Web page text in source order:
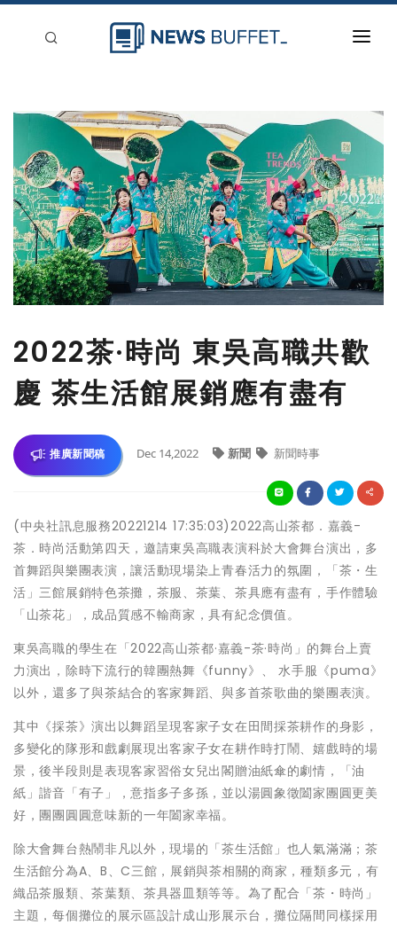
新聞稿分類
登入
刊登
2022茶·時尚 東吳高職共歡
慶 茶生活館展銷應有盡有
推廣新聞稿 Dec 14,2022 新聞 新聞時事
(中央社訊息服務20221214 17:35:03)2022高山茶都．嘉義-
茶．時尚活動第四天，邀請東吳高職表演科於大會舞台演出，多
首舞蹈與樂團表演，讓活動現場染上青春活力的氛圍，「茶・生
活」三館展銷特色茶攤，茶服、茶葉、茶具應有盡有，手作體驗
「山茶花」，成品質感不輸商家，具有紀念價值。
東吳高職的學生在「2022高山茶都·嘉義-茶·時尚」的舞台上賣
力演出，除時下流行的韓團熱舞《funny》、 水手服《puma》
以外，還多了與茶結合的客家舞蹈、與多首茶歌曲的樂團表演。
其中《採茶》演出以舞蹈呈現客家子女在田間採茶耕作的身影，
多變化的隊形和戲劇展現出客家子女在耕作時打鬧、嬉戲時的場
景，後半段則是表現客家習俗女兒出閣贈油紙傘的劇情，「油
紙」諧音「有子」，意指多子多孫，並以湯圓象徵闔家團圓更美
好，團團圓圓意味新的一年闔家幸福。
除大會舞台熱鬧非凡以外，現場的「茶生活館」也人氣滿滿；茶
生活館分為A、B、C三館，展銷與茶相關的商家，種類多元，有
織品茶服類、茶葉類、茶具器皿類等等。為了配合「茶・時尚」
主題，每個攤位的展示區設計成山形展示台，攤位隔間同樣採用